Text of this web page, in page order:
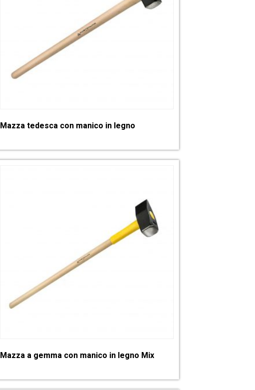
Mazza tedesca con manico in legno
Mazza a gemma con manico in legno Mix